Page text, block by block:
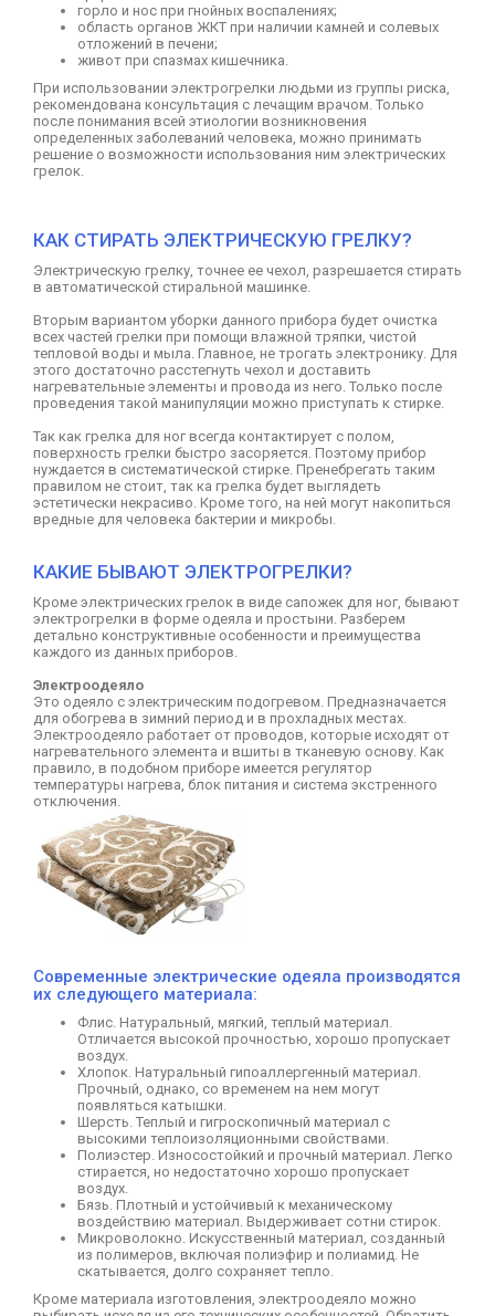
горло и нос при гнойных воспалениях;
область органов ЖКТ при наличии камней и солевых
отложений в печени;
живот при спазмах кишечника.
При использовании электрогрелки людьми из группы риска,
рекомендована консультация с лечащим врачом. Только
после понимания всей этиологии возникновения
определенных заболеваний человека, можно принимать
решение о возможности использования ним электрических
грелок.
КАК СТИРАТЬ ЭЛЕКТРИЧЕСКУЮ ГРЕЛКУ?
Электрическую грелку, точнее ее чехол, разрешается стирать
в автоматической стиральной машинке.
Вторым вариантом уборки данного прибора будет очистка
всех частей грелки при помощи влажной тряпки, чистой
тепловой воды и мыла. Главное, не трогать электронику. Для
этого достаточно расстегнуть чехол и доставить
нагревательные элементы и провода из него. Только после
проведения такой манипуляции можно приступать к стирке.
Так как грелка для ног всегда контактирует с полом,
поверхность грелки быстро засоряется. Поэтому прибор
нуждается в систематической стирке. Пренебрегать таким
правилом не стоит, так ка грелка будет выглядеть
эстетически некрасиво. Кроме того, на ней могут накопиться
вредные для человека бактерии и микробы.
КАКИЕ БЫВАЮТ ЭЛЕКТРОГРЕЛКИ?
Кроме электрических грелок в виде сапожек для ног, бывают
электрогрелки в форме одеяла и простыни. Разберем
детально конструктивные особенности и преимущества
каждого из данных приборов.
Электроодеяло
Это одеяло с электрическим подогревом. Предназначается
для обогрева в зимний период и в прохладных местах.
Электроодеяло работает от проводов, которые исходят от
нагревательного элемента и вшиты в тканевую основу. Как
правило, в подобном приборе имеется регулятор
температуры нагрева, блок питания и система экстренного
отключения.
Современные электрические одеяла производятся
их следующего материала:
Флис. Натуральный, мягкий, теплый материал.
Отличается высокой прочностью, хорошо пропускает
воздух.
Хлопок. Натуральный гипоаллергенный материал.
Прочный, однако, со временем на нем могут
появляться катышки.
Шерсть. Теплый и гигроскопичный материал с
высокими теплоизоляционными свойствами.
Полиэстер. Износостойкий и прочный материал. Легко
стирается, но недостаточно хорошо пропускает
воздух.
Бязь. Плотный и устойчивый к механическому
воздействию материал. Выдерживает сотни стирок.
Микроволокно. Искусственный материал, созданный
из полимеров, включая полиэфир и полиамид. Не
скатывается, долго сохраняет тепло.
Кроме материала изготовления, электроодеяло можно